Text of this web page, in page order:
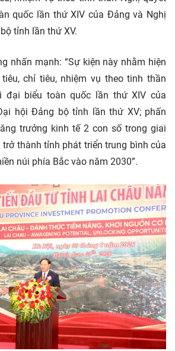
quốc lần thứ XIV của Đảng và Nghị
tỉnh lần thứ XV.
nhấn mạnh: “Sự kiện này nhằm hiện
chỉ tiêu, nhiệm vụ theo tinh thần
đại biểu toàn quốc lần thứ XIV của
hội Đảng bộ tỉnh lần thứ XV; phấn
trưởng kinh tế 2 con số trong giai
thành tỉnh phát triển trung bình của
núi phía Bắc vào năm 2030”.